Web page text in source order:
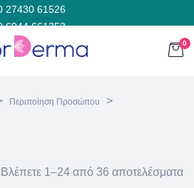
27430 61526
6944 661353
0
Περιποίηση Προσώπου >
Βλέπετε 1–24 από 36 αποτελέσματα